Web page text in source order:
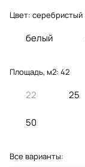
Цвет: серебристый
белый
Площадь, м2: 42
22 25
50
Все варианты: